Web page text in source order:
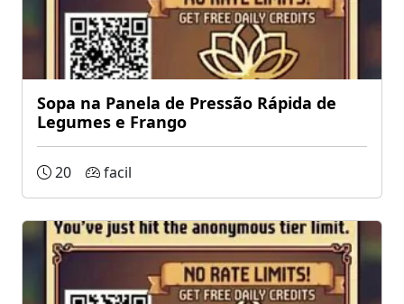
Sopa na Panela de Pressão Rápida de
Legumes e Frango
20 facil